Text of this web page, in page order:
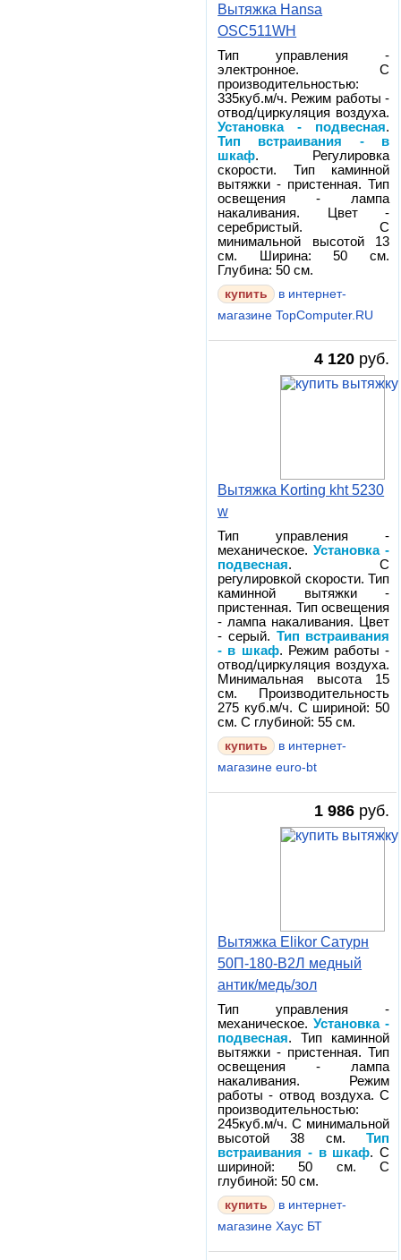
Вытяжка Hansa
OSC511WH
Тип управления -
электронное. С
производительностью:
335куб.м/ч. Режим работы -
отвод/циркуляция воздуха.
Установка - подвесная.
Тип встраивания - в
шкаф. Регулировка
скорости. Тип каминной
вытяжки - пристенная. Тип
освещения - лампа
накаливания. Цвет -
серебристый. С
минимальной высотой 13
см. Ширина: 50 см.
Глубина: 50 см.
в интернет-
магазине TopComputer.RU
4 120 руб.
Вытяжка Korting kht 5230
w
Тип управления -
механическое.Установка -
подвесная. С
регулировкой скорости. Тип
каминной вытяжки -
пристенная. Тип освещения
- лампа накаливания. Цвет
- серый. Тип встраивания
- в шкаф. Режим работы -
отвод/циркуляция воздуха.
Минимальная высота 15
см. Производительность
275 куб.м/ч. С шириной: 50
см. С глубиной: 55 см.
в интернет-
магазине euro-bt
1 986 руб.
Вытяжка Elikor Сатурн
50П-180-В2Л медный
антик/медь/зол
Тип управления -
механическое.Установка -
подвесная. Тип каминной
вытяжки - пристенная. Тип
освещения - лампа
накаливания. Режим
работы - отвод воздуха. С
производительностью:
245куб.м/ч. С минимальной
высотой 38 см.Тип
встраивания - в шкаф. С
шириной: 50 см. С
глубиной: 50 см.
в интернет-
магазине Хаус БТ